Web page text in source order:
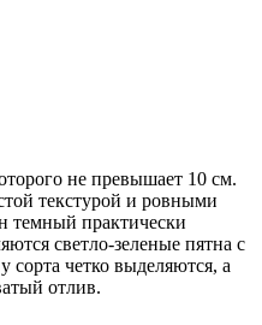
не превышает 10 см.
текстурой и ровными
темный практически
светло-зеленые пятна с
четко выделяются, а
отлив.